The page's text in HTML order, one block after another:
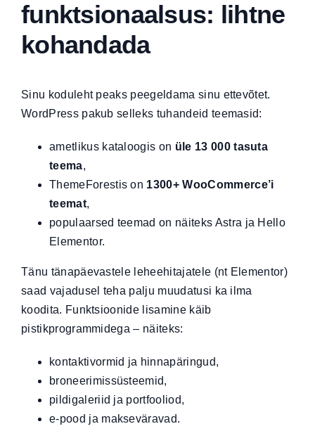
funktsionaalsus: lihtne
kohandada
Sinu koduleht peaks peegeldama sinu ettevõtet.
WordPress pakub selleks tuhandeid teemasid:
ametlikus kataloogis on üle 13 000 tasuta
teema,
ThemeForestis on 1300+ WooCommerce’i
teemat,
populaarsed teemad on näiteks Astra ja Hello
Elementor.
Tänu tänapäevastele leheehitajatele (nt Elementor)
saad vajadusel teha palju muudatusi ka ilma
koodita. Funktsioonide lisamine käib
pistikprogrammidega – näiteks:
kontaktivormid ja hinnapäringud,
broneerimissüsteemid,
pildigaleriid ja portfooliod,
e-pood ja makseväravad.